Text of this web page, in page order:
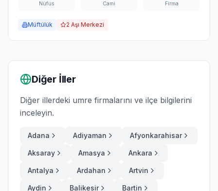
Nüfus Cami Firma
Müftülük 2 Aşı Merkezi
Diğer İller
Diğer illerdeki umre firmalarını ve ilçe bilgilerini
inceleyin.
Adana Adiyaman Afyonkarahisar
Aksaray Amasya Ankara
Antalya Ardahan Artvin
Aydin Balikesir Bartin